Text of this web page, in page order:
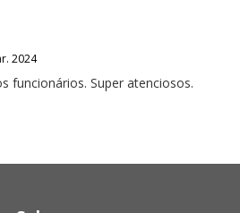
2024
funcionários. Super atenciosos.